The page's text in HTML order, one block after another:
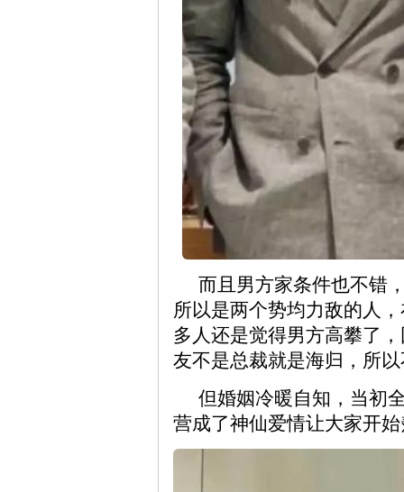
而且男方家条件也不错
所以是两个势均力敌的人
多人还是觉得男方高攀了
友不是总裁就是海归，所
但婚姻冷暖自知，当初
营成了神仙爱情让大家开